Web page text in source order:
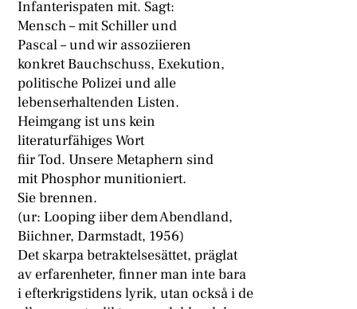
Infanterispaten mit. Sagt:
Mensch – mit Schiller und
Pascal – und wir assoziieren
konkret Bauchschuss, Exekution,
politische Polizei und alle
lebenserhaltenden Listen.
Heimgang ist uns kein
literaturfähiges Wort
fiir Tod. Unsere Metaphern sind
mit Phosphor munitioniert.
Sie brennen.
(ur: Looping iiber dem Abendland,
Biichner, Darmstadt, 1956)
Det skarpa betraktelsesättet, präglat
av erfarenheter, finner man inte bara
i efterkrigstidens lyrik, utan också i de